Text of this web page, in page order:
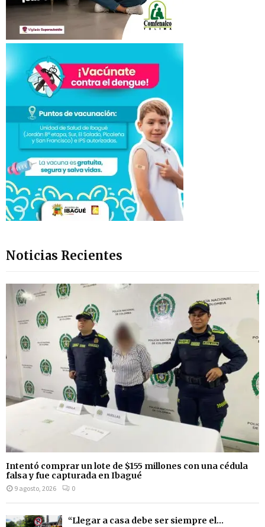
Noticias Recientes
Intentó comprar un lote de $155 millones con una cédula
falsa y fue capturada en Ibagué
9 agosto, 2026 0
“Llegar a casa debe ser siempre el...